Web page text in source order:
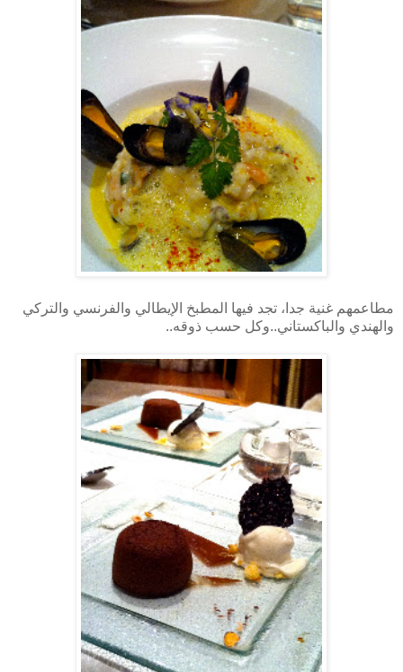
مطاعمهم غنية جدا، تجد فيها المطبخ الإيطالي والفرنسي والتركي
والهندي والباكستاني..وكل حسب ذوقه..